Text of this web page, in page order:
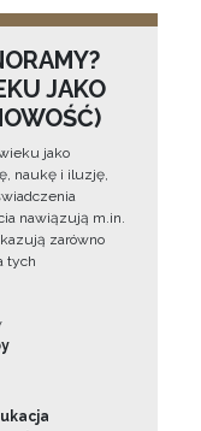
JAKO
jako
naukę i iluzję,
nawiązują m.in.
zarówno
tych